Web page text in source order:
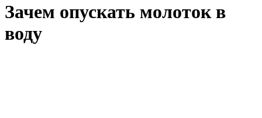
Зачем опускать молоток в
воду